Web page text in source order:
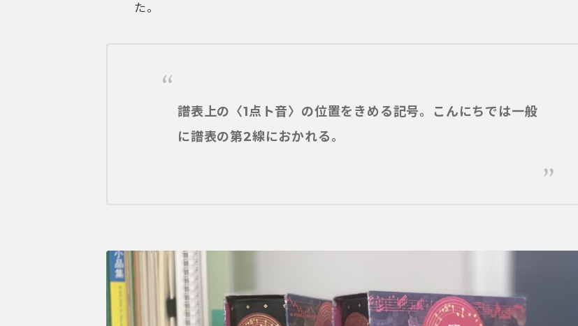
た。
譜表上の〈1点ト音〉の位置をきめる記号。こんにちでは一般
に譜表の第2線におかれる。